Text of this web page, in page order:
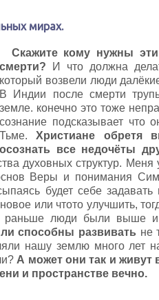
мирах.
Скажите кому нужны эти
смерти? И что должна
который возвели люди
В Индии после смерти
земле. конечно это тоже
сознание подсказывает что
Тьме.Христиане обретя
осознать все недочёты
духовных структур.
Веры и понимания
будет себе
или чтото улучшить,
раньше люди были выше
способны развивать не
нашу землю много лет
А может они так и живут
и пространстве вечно.